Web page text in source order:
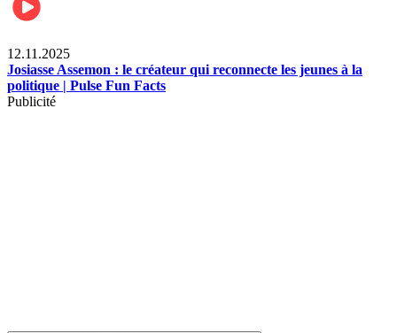
12.11.2025
Josiasse Assemon : le créateur qui reconnecte les jeunes à la
politique | Pulse Fun Facts
Publicité